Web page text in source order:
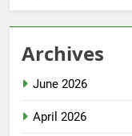
Archives
June 2026
April 2026